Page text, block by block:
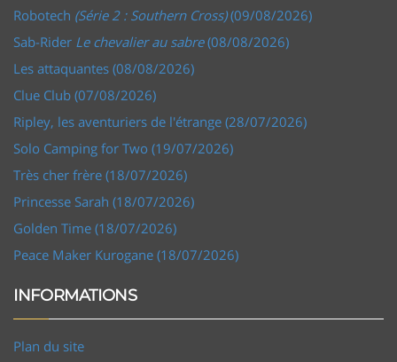
Robotech (Série 2 : Southern Cross)(09/08/2026)
Sab-Rider Le chevalier au sabre(08/08/2026)
Les attaquantes (08/08/2026)
Clue Club (07/08/2026)
Ripley, les aventuriers de l'étrange (28/07/2026)
Solo Camping for Two (19/07/2026)
Très cher frère (18/07/2026)
Princesse Sarah (18/07/2026)
Golden Time (18/07/2026)
Peace Maker Kurogane (18/07/2026)
INFORMATIONS
Plan du site